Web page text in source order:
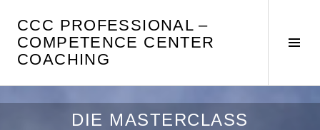
zum
Inhalt
CCC PROFESSIONAL –
COMPETENCE CENTER
COACHING
DIE MASTERCLASS